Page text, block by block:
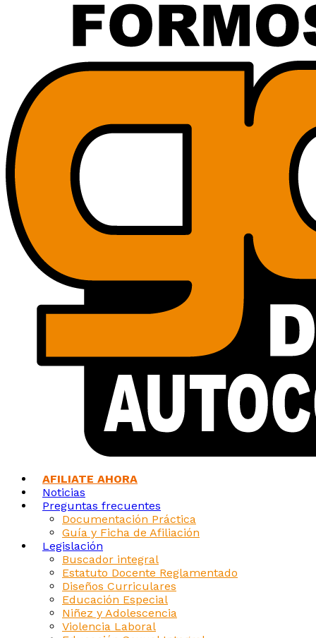
AFILIATE AHORA
Noticias
Preguntas frecuentes
Documentación Práctica
Guía y Ficha de Afiliación
Legislación
Buscador integral
Estatuto Docente Reglamentado
Diseños Curriculares
Educación Especial
Niñez y Adolescencia
Violencia Laboral